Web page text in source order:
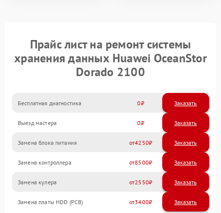
Прайс лист на ремонт системы
хранения данных Huawei OceanStor
Dorado 2100
Бесплатная диагностика 0 Заказать
Выезд мастера 0 Заказать
Замена блока питания 4250
Замена контроллера 8500
Замена кулера 2550
Замена платы HDD (PCB) 3400